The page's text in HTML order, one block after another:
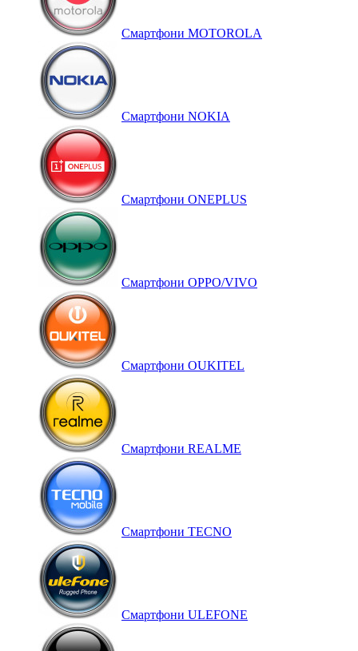
Смартфони MOTOROLA
Смартфони NOKIA
Смартфони ONEPLUS
Смартфони OPPO/VIVO
Смартфони OUKITEL
Смартфони REALME
Смартфони TECNO
Смартфони ULEFONE